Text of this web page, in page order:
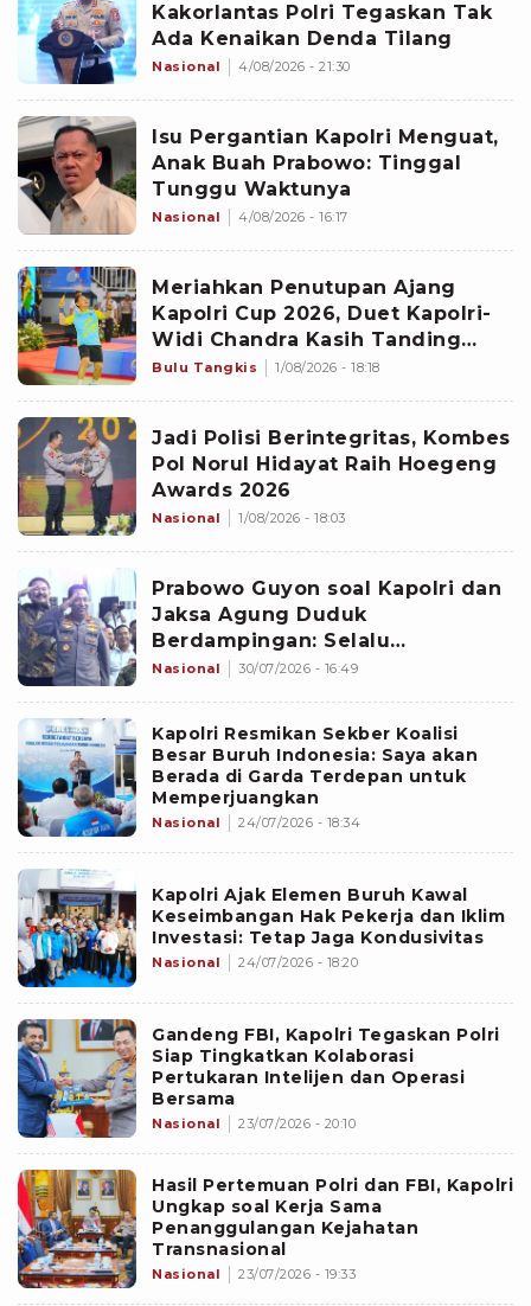
Kakorlantas Polri Tegaskan Tak
Ada Kenaikan Denda Tilang
Nasional 4/08/2026 - 21:30
Isu Pergantian Kapolri Menguat,
Anak Buah Prabowo: Tinggal
Tunggu Waktunya
Nasional 4/08/2026 - 16:17
Meriahkan Penutupan Ajang
Kapolri Cup 2026, Duet Kapolri-
Widi Chandra Kasih Tanding
Lawan Pasangan Bahlil-
Bulu Tangkis 1/08/2026 - 18:18
Jadi Polisi Berintegritas, Kombes
Pol Norul Hidayat Raih Hoegeng
Awards 2026
Nasional 1/08/2026 - 18:03
Prabowo Guyon soal Kapolri dan
Jaksa Agung Duduk
Berdampingan: Selalu
Berdekatan
Nasional 30/07/2026 - 16:49
Kapolri Resmikan Sekber Koalisi
Besar Buruh Indonesia: Saya akan
Berada di Garda Terdepan untuk
Memperjuangkan
Nasional 24/07/2026 - 18:34
Kapolri Ajak Elemen Buruh Kawal
Keseimbangan Hak Pekerja dan Iklim
Investasi: Tetap Jaga Kondusivitas
Nasional 24/07/2026 - 18:20
Gandeng FBI, Kapolri Tegaskan Polri
Siap Tingkatkan Kolaborasi
Pertukaran Intelijen dan Operasi
Bersama
Nasional 23/07/2026 - 20:10
Hasil Pertemuan Polri dan FBI, Kapolri
Ungkap soal Kerja Sama
Penanggulangan Kejahatan
Transnasional
Nasional 23/07/2026 - 19:33